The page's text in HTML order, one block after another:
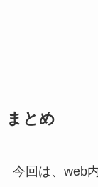
まとめ
今回は、web